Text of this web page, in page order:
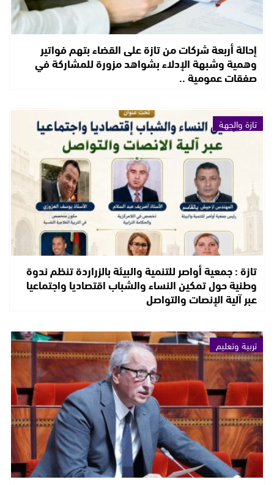
إحالة أربعة شركات من تازة على القضاء بتهم فواتير
وهمية وشبهة الإدلاء بشواهد مزورة للمشاركة في
صفقات عمومية ..
تازة والجهة
تازة : جمعية أواصر للتنمية والبيئة بالزراردة تنظم ندوة
وطنية حول تمكين النساء والشباب اقتصاديا واجتماعيا
عبر آلية الإنصات والتواصل
تربية وتعليم